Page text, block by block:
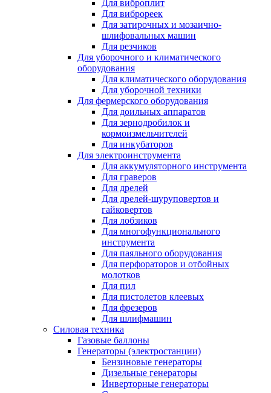
Для виброплит
Для виброреек
Для затирочных и мозаично-
шлифовальных машин
Для резчиков
Для уборочного и климатического
оборудования
Для климатического оборудования
Для уборочной техники
Для фермерского оборудования
Для доильных аппаратов
Для зернодробилок и
кормоизмельчителей
Для инкубаторов
Для электроинструмента
Для аккумуляторного инструмента
Для граверов
Для дрелей
Для дрелей-шуруповертов и
гайковертов
Для лобзиков
Для многофункционального
инструмента
Для паяльного оборудования
Для перфораторов и отбойных
молотков
Для пил
Для пистолетов клеевых
Для фрезеров
Для шлифмашин
Силовая техника
Газовые баллоны
Генераторы (электростанции)
Бензиновые генераторы
Дизельные генераторы
Инверторные генераторы